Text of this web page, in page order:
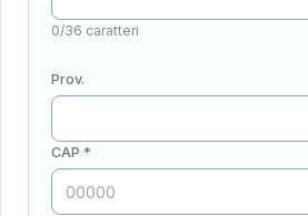
0/36 caratteri
Prov.
CAP *